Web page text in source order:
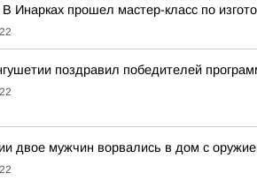
Инарках прошел мастер-класс по
поздравил победителей
двое мужчин ворвались в дом с